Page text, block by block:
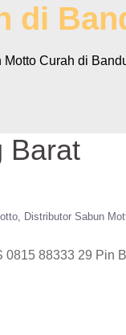
di
Curah di
Barat
Distributor Sabun
0815 88333 29 Pin